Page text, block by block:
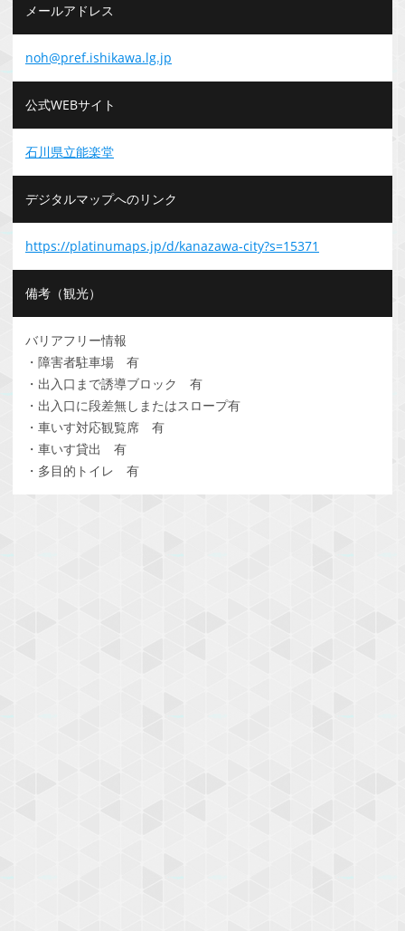
メールアドレス
noh@pref.ishikawa.lg.jp
公式WEBサイト
石川県立能楽堂
デジタルマップへのリンク
https://platinumaps.jp/d/kanazawa-city?s=15371
備考（観光）
バリアフリー情報
・障害者駐車場 有
・出入口まで誘導ブロック 有
・出入口に段差無しまたはスロープ有
・車いす対応観覧席 有
・車いす貸出 有
・多目的トイレ 有